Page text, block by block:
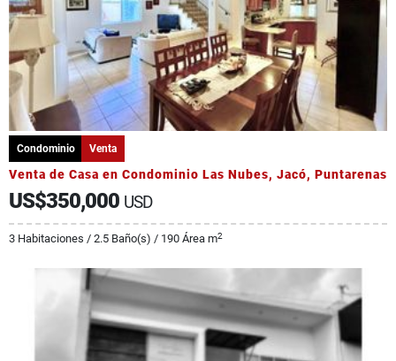
Condominio Venta
Venta de Casa en Condominio Las Nubes, Jacó, Puntarenas
US$350,000 USD
3 Habitaciones / 2.5 Baño(s) / 190 Área m2